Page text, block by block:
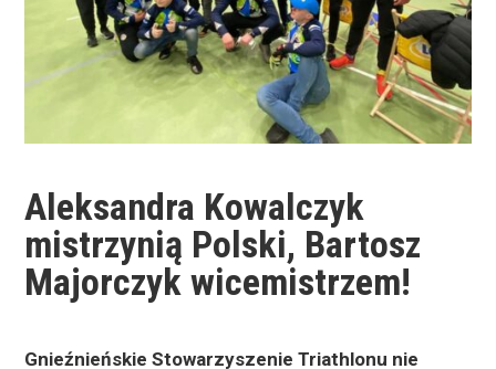
Aleksandra Kowalczyk
mistrzynią Polski, Bartosz
Majorczyk wicemistrzem!
Gnieźnieńskie Stowarzyszenie Triathlonu nie